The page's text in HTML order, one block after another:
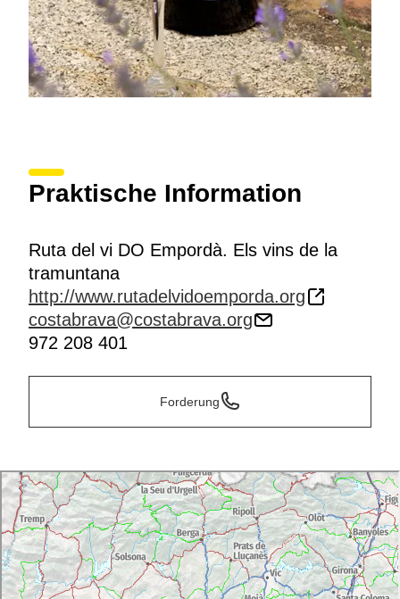
Praktische Information
Ruta del vi DO Empordà. Els vins de la
tramuntana
http://www.rutadelvidoemporda.org
costabrava@costabrava.org
972 208 401
Forderung